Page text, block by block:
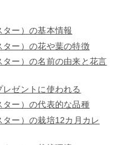
ー）の基本情報
ター）の花や葉の特徴
ー）の名前の由来と花言
ゼントに使われる
ター）の代表的な品種
ー）の栽培12カ月カレ